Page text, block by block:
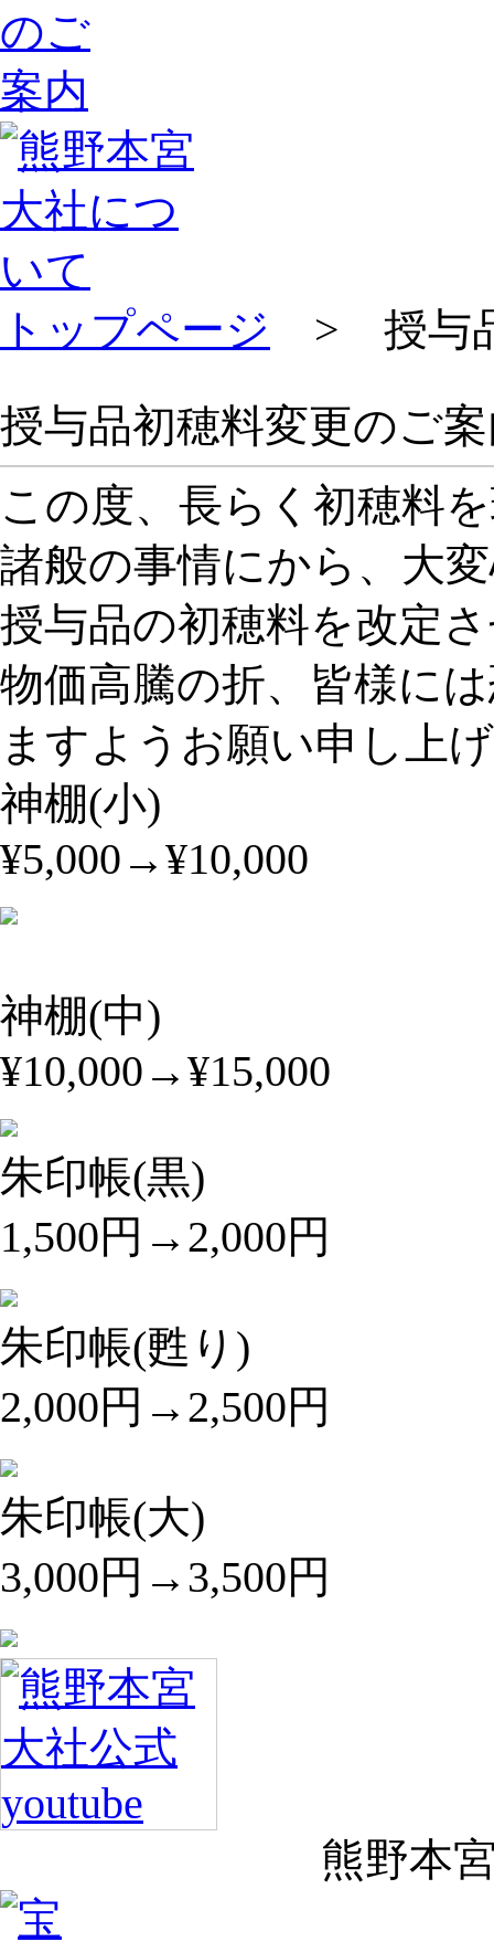
トップページ > 授与
授与品初穂料変更のご
この度、長らく初穂料
諸般の事情にから、大
授与品の初穂料を改定
物価高騰の折、皆様に
ますようお願い申し上
神棚(小)
¥5,000→¥10,000
神棚(中)
¥10,000→¥15,000
朱印帳(黒)
1,500円→2,000円
朱印帳(甦り)
2,000円→2,500円
朱印帳(大)
3,000円→3,500円
熊野本